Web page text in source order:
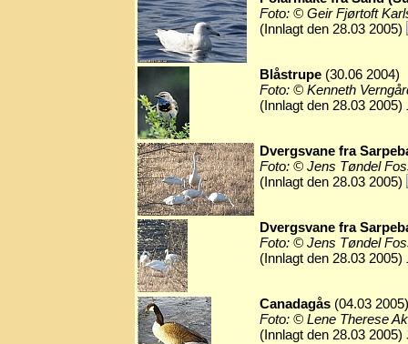
Foto: © Geir Fjørtoft
(Innlagt den 28.03 2005)
Blåstrupe (30.06 2004)
Foto: © Kenneth
(Innlagt den 28.03 2005)
Dvergsvane fra
Foto: © Jens Tøndel
(Innlagt den 28.03 2005)
Dvergsvane fra
Foto: © Jens Tøndel
(Innlagt den 28.03 2005)
Canadagås (04.03 2005)
Foto: © Lene Therese
(Innlagt den 28.03 2005)